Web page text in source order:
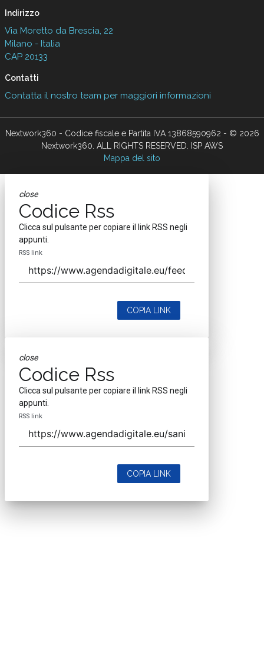
Indirizzo
Via Moretto da Brescia, 22
Milano - Italia
CAP 20133
Contatti
Contatta il nostro team per maggiori informazioni
Nextwork360 - Codice fiscale e Partita IVA 13868590962 - © 2026
Nextwork360. ALL RIGHTS RESERVED. ISP AWS
Mappa del sito
close
Codice Rss
Clicca sul pulsante per copiare il link RSS negli
appunti.
RSS link
COPIA LINK
close
Codice Rss
Clicca sul pulsante per copiare il link RSS negli
appunti.
RSS link
COPIA LINK